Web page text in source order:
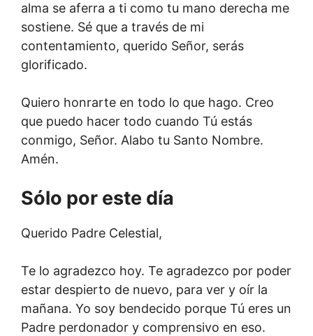
alma se aferra a ti como tu mano derecha me
sostiene. Sé que a través de mi
contentamiento, querido Señor, serás
glorificado.
Quiero honrarte en todo lo que hago. Creo
que puedo hacer todo cuando Tú estás
conmigo, Señor. Alabo tu Santo Nombre.
Amén.
Sólo por este día
Querido Padre Celestial,
Te lo agradezco hoy. Te agradezco por poder
estar despierto de nuevo, para ver y oír la
mañana. Yo soy bendecido porque Tú eres un
Padre perdonador y comprensivo en eso.